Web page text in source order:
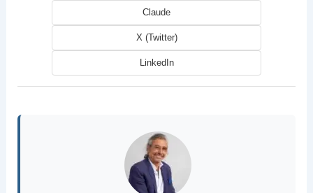
Claude
X (Twitter)
LinkedIn